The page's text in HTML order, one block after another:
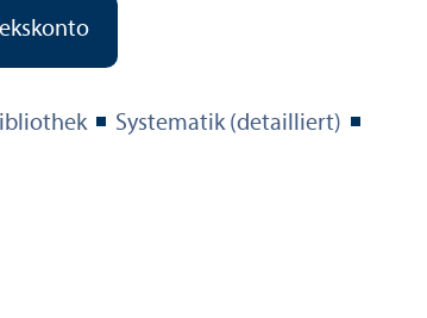
Systematik (detailliert)